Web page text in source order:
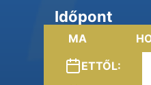
Időpont
MA
ETTŐL: